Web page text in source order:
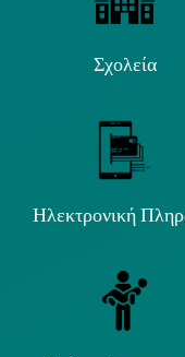
Σχολεία
Ηλεκτρονική